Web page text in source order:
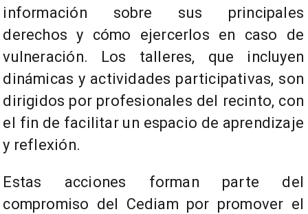
información sobre sus principales
derechos y cómo ejercerlos en caso de
vulneración. Los talleres, que incluyen
dinámicas y actividades participativas, son
dirigidos por profesionales del recinto, con
el fin de facilitar un espacio de aprendizaje
y reflexión.
Estas acciones forman parte del
compromiso del Cediam por promover el